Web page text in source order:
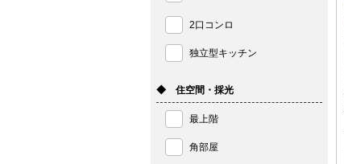
2口コンロ
独立型キッチン
◆ 住空間・採光
最上階
角部屋